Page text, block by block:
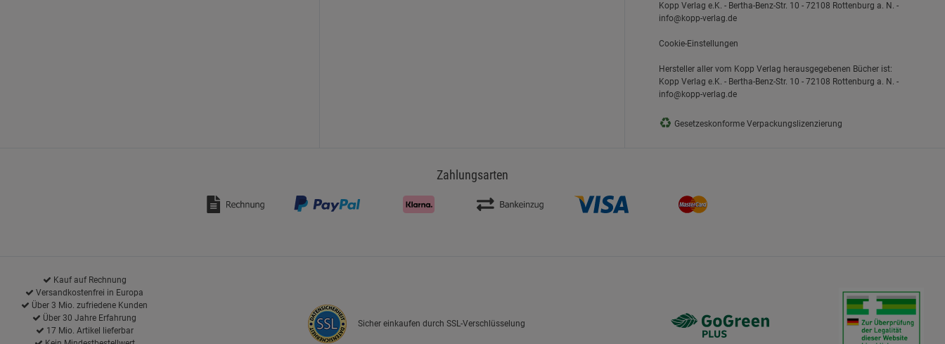
Kopp Verlag e.K. - Bertha-Benz-Str. 10 - 72108 Rottenburg a. N. -
info@kopp-verlag.de
Cookie-Einstellungen
Hersteller aller vom Kopp Verlag herausgegebenen Bücher ist:
Kopp Verlag e.K. - Bertha-Benz-Str. 10 - 72108 Rottenburg a. N. -
info@kopp-verlag.de
♻ Gesetzeskonforme Verpackungslizenzierung
Zahlungsarten
Kauf auf Rechnung
Versandkostenfrei in Europa
Über 3 Mio. zufriedene Kunden
Über 30 Jahre Erfahrung
17 Mio. Artikel lieferbar
Sicher einkaufen durch SSL-Verschlüsselung